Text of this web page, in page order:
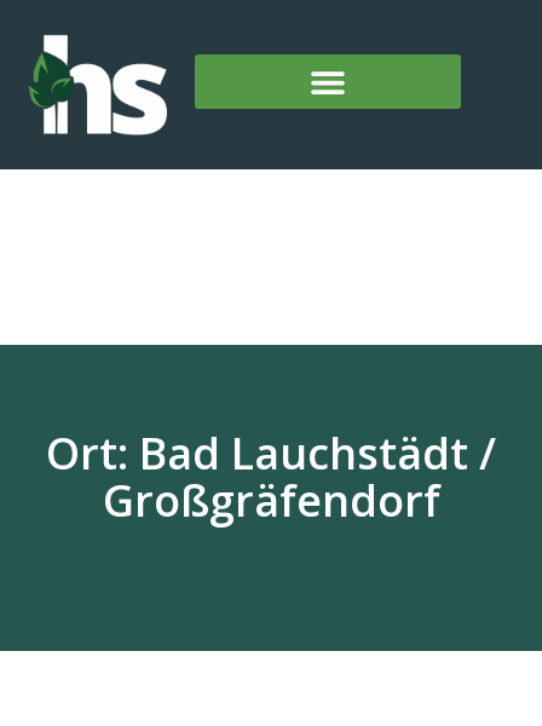
Ort: Bad Lauchstädt /
Großgräfendorf